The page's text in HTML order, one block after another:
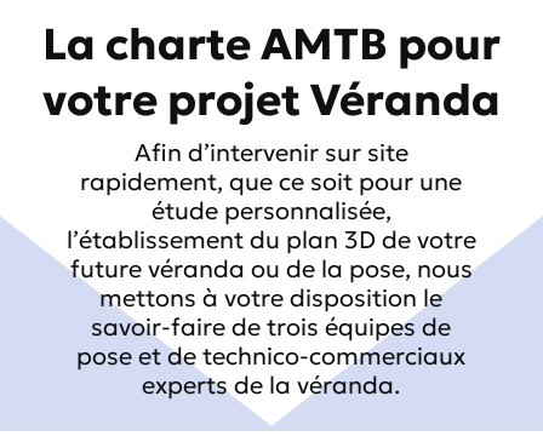
La charte AMTB pour
votre projet Véranda
Afin d’intervenir sur site
rapidement, que ce soit pour une
étude personnalisée,
l’établissement du plan 3D de votre
future véranda ou de la pose, nous
mettons à votre disposition le
savoir-faire de trois équipes de
pose et de technico-commerciaux
experts de la véranda.